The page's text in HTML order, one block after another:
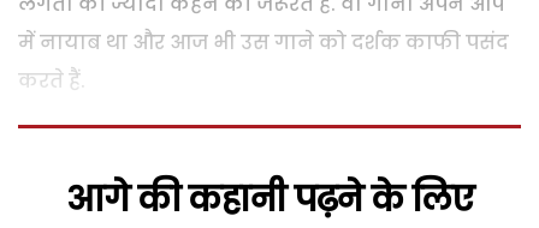
में नायाब था और आज भी उस गाने को दर्शक काफी पसंद
करते हैं.
आगे की कहानी पढ़ने के लिए